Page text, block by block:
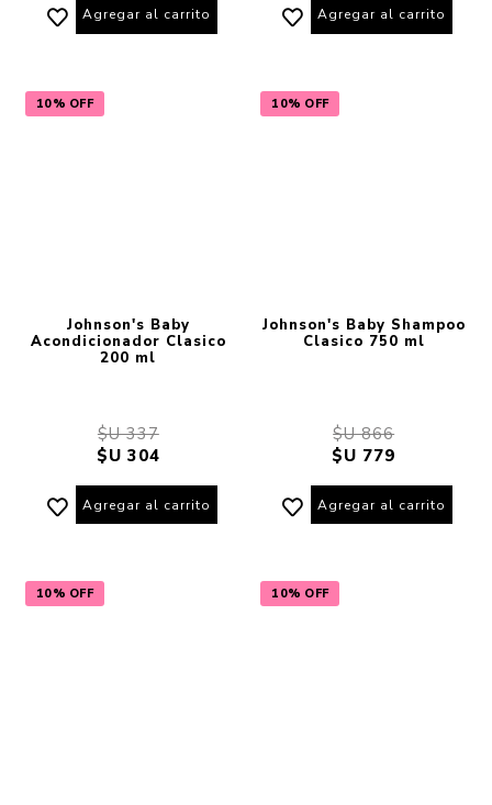
Agregar al carrito Agregar al carrito
10% OFF
Johnson's Baby
Acondicionador Clasico
200 ml
$U 337
$U 304
Agregar al carrito
10% OFF
Johnson's Baby Shampoo
Clasico 750 ml
$U 866
$U 779
Agregar al carrito
10% OFF 10% OFF